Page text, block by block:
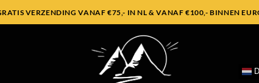
VERZENDING VANAF €75,- IN NL & VANAF €100,- BINNEN